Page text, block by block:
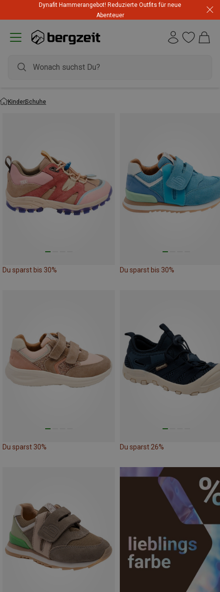
Dynafit Hammerangebot! Reduzierte Outfits für neue
Abenteuer
KinderSchuhe
Du sparst bis 30% Du sparst bis 30%
Du sparst 30% Du sparst 26%